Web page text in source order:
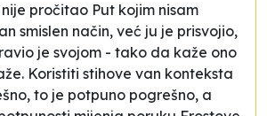
pročitao Put kojim nisam
smislen način, već ju je prisvojio,
je svojom - tako da kaže ono
Koristiti stihove van konteksta
to je potpuno pogrešno, a